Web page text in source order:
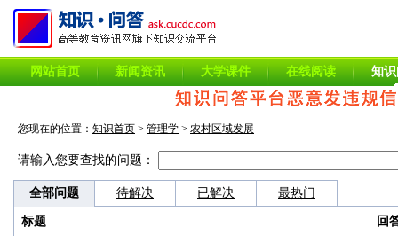
网站首页 新闻资讯 大学课件 在线阅读 知
您现在的位置： 知识首页 > 管理学 > 农村区域发展
请输入您要查找的问题：
全部问题 待解决 已解决 最热门
标题 回